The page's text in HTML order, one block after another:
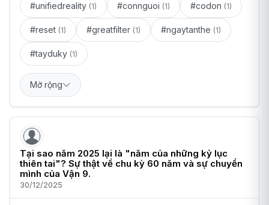
#unifiedreality (1) #connguoi (1) #codon (1)
#reset (1) #greatfilter (1) #ngaytanthe (1)
#tayduky (1)
Mở rộng
Tại sao năm 2025 lại là "năm của những kỷ lục
thiên tai"? Sự thật về chu kỳ 60 năm và sự chuyển
mình của Vận 9.
30/12/2025